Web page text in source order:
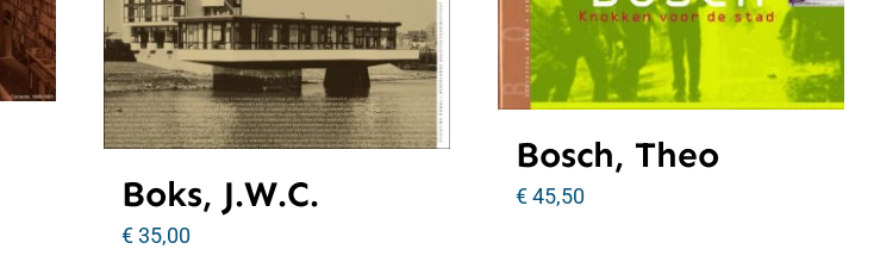
Boks, J.W.C.
€35,00
Bosch, Theo
€45,50